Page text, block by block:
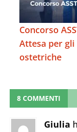
Concorso
Attesa per
ostetriche
8 COMMENTI
Giulia